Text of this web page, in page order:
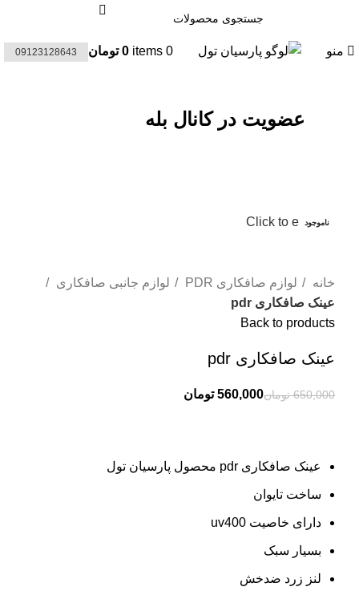
منو 0
items
0 تومان 09123128643
عضویت در کانال بله
ناموجود
Click to enlarge
خانه لوازم صافکاری PDR
لوازم جانبی صافکاری
عینک صافکاری pdr
Back to products
عینک صافکاری pdr
650,000 تومان560,000 تومان
عینک صافکاری pdr محصول پارسیان تول
ساخت تایوان
دارای خاصیت uv400
بسیار سبک
لنز زرد ضدخش